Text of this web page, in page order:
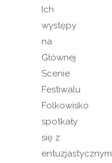
Ich
występy
na
Głównej
Scenie
Festiwalu
Folkowisko
spotkały
się z
entuzjastycznym